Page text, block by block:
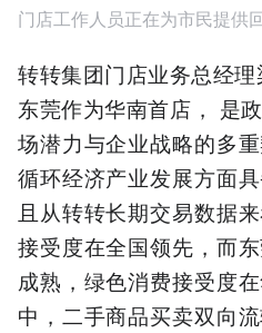
门店工作人员正在为市民提供
转转集团门店业务总经
东莞作为华南首店， 是
场潜力与企业战略的多
循环经济产业发展方面
且从转转长期交易数据
接受度在全国领先，而
成熟，绿色消费接受度
中，二手商品买卖双向